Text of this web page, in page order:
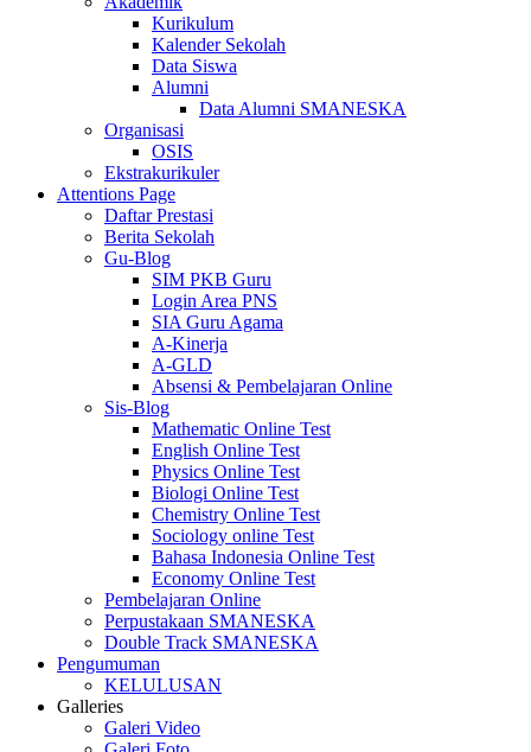
Kurikulum
Kalender Sekolah
Data Siswa
Alumni
Data Alumni SMANESKA
Organisasi
OSIS
Ekstrakurikuler
Attentions Page
Daftar Prestasi
Berita Sekolah
Gu-Blog
SIM PKB Guru
Login Area PNS
SIA Guru Agama
A-Kinerja
A-GLD
Absensi & Pembelajaran Online
Sis-Blog
Mathematic Online Test
English Online Test
Physics Online Test
Biologi Online Test
Chemistry Online Test
Sociology online Test
Bahasa Indonesia Online Test
Economy Online Test
Pembelajaran Online
Perpustakaan SMANESKA
Double Track SMANESKA
Pengumuman
KELULUSAN
Galleries
Galeri Video